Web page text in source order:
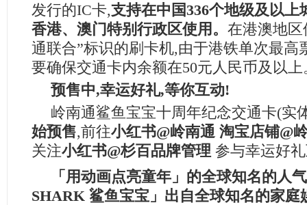
发行的IC卡,支持在中国336个地级及以上
香港、澳门特别行政区使用。 在港澳地区
通联合”标识的刷卡机,由于港铁单次最高
要确保交通卡内余额在50元人民币及以上
预售中,幸运好礼,等你互动!
岭南通鲨鱼宝宝十周年纪念交通卡(实
始预售,前往小红书@岭南通 淘宝店铺@
关注小红书@杉百品牌管理 参与幸运好
「用动画点亮童年」的全球知名的人
SHARK 鲨鱼宝宝」出自全球知名的家庭